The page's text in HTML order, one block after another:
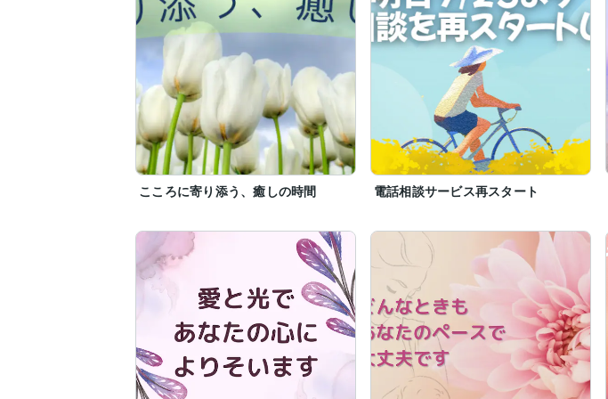
こころに寄り添う、癒しの時間 電話相談サービス再スタート